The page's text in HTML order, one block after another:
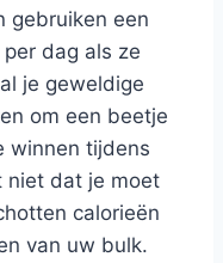
gebruiken een
dag als ze
je geweldige
om een beetje
winnen tijdens
niet dat je moet
calorieën
van uw bulk.